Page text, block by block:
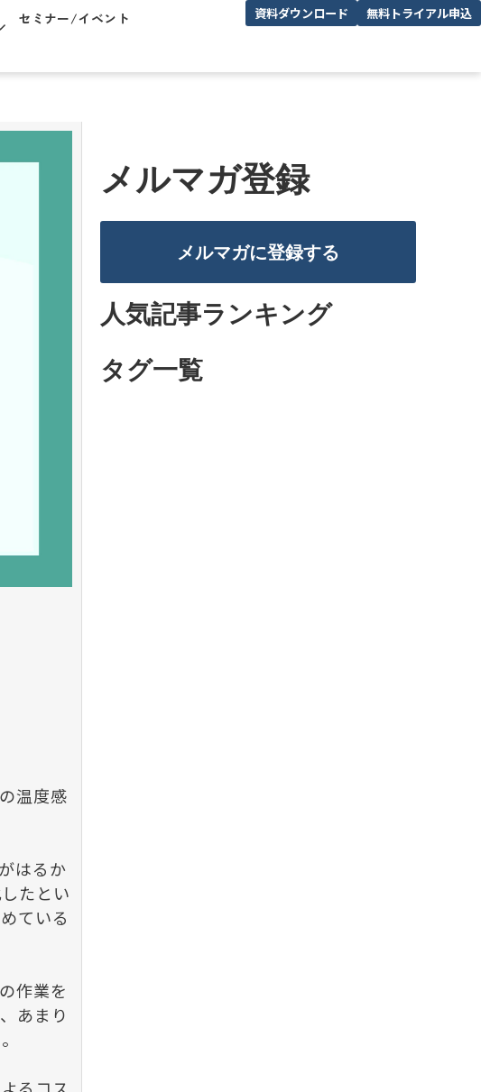
セミナー/イベント
資料ダウンロード 無料トライアル申込
温度感
はるか
たとい
ている
作業を
あまり
るコス
メルマガ登録
メルマガに登録する
人気記事ランキング
タグ一覧